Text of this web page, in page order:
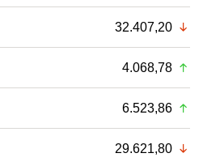
32.407,20
4.068,78
6.523,86
29.621,80